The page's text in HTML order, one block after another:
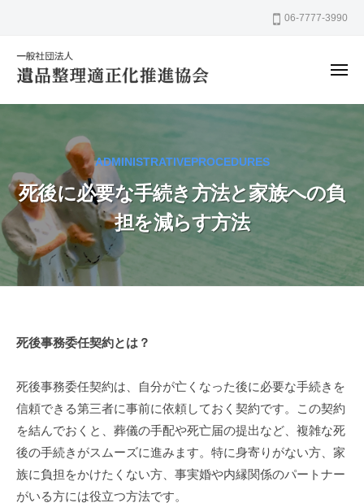
キ
ッ
06-7777-3990
一
団
法
人
遺
品
整
正
推
進
協
会
メ
ー
ADMINISTRATIVEPROCEDURES
死後に必要な手続き方法と家族への負
担を減らす方法
死
に
必
要
な
死後事務委任契約とは？
死後事務委任契約は、自分が亡くなった後に必要な手続きを
信頼できる第三者に事前に依頼しておく契約です。この契約
を結んでおくと、葬儀の手配や死亡届の提出など、複雑な死
後の手続きがスムーズに進みます。特に身寄りがない方、家
族に負担をかけたくない方、事実婚や内縁関係のパートナー
がいる方には役立つ方法です。
団
法
理
適
正
化
推